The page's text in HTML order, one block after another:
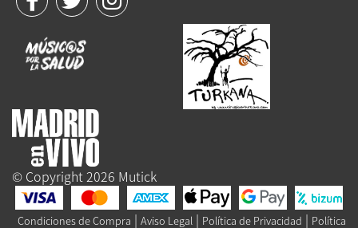
© Copyright 2026 Mutick
Condiciones de Compra | Aviso Legal | Política de Privacidad | Política